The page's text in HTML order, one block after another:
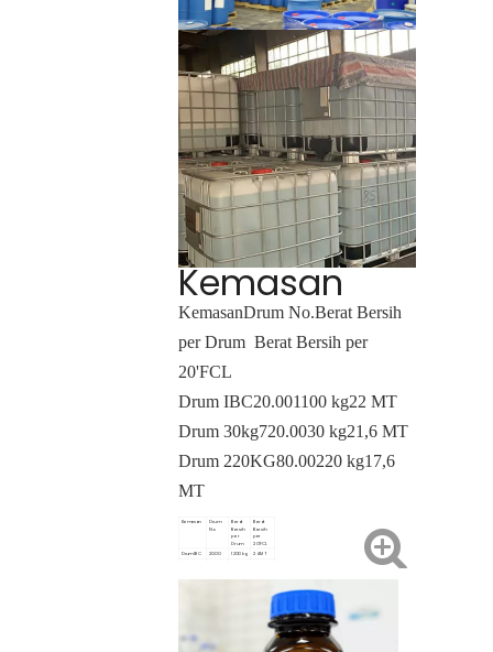
Kemasan
KemasanDrum No.Berat Bersih
per Drum Berat Bersih per
20'FCL
Drum IBC20.001100 kg22 MT
Drum 30kg720.0030 kg21,6 MT
Drum 220KG80.00220 kg17,6
MT
Kemasan
Drum
No.
Berat
Bersih
per
Drum
Berat
Bersih
per
20'FCL
Drum IBC
20.00 1200 kg
24 MT
Drum
80.00 220 kg 17,6 MT